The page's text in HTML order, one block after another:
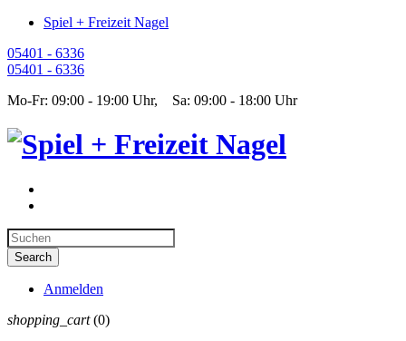
Spiel + Freizeit Nagel
05401 - 6336
05401 - 6336
Mo-Fr: 09:00 - 19:00 Uhr, Sa: 09:00 - 18:00 Uhr
Anmelden
shopping_cart (0)